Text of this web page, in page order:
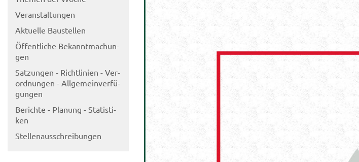
Ver­an­stal­tun­gen
Ak­tu­el­le Bau­stel­len
Öf­fent­li­che Be­kannt­ma­chun­
gen
Sat­zun­gen - Richt­li­ni­en - Ver­
ord­nun­gen - All­ge­mein­ver­fü­
gun­gen
Be­rich­te - Pla­nung - Sta­tis­ti­
ken
Stel­len­aus­schrei­bun­gen